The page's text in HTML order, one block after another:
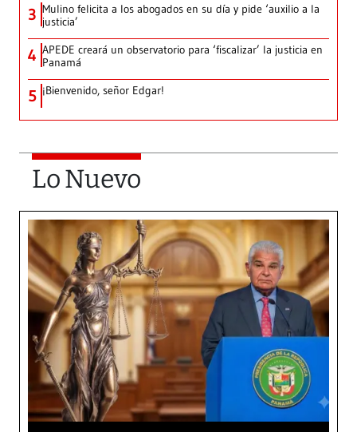
3 Mulino felicita a los abogados en su día y pide ‘auxilio a la
justicia’
4 APEDE creará un observatorio para ‘fiscalizar’ la justicia en
Panamá
5 ¡Bienvenido, señor Edgar!
Lo Nuevo